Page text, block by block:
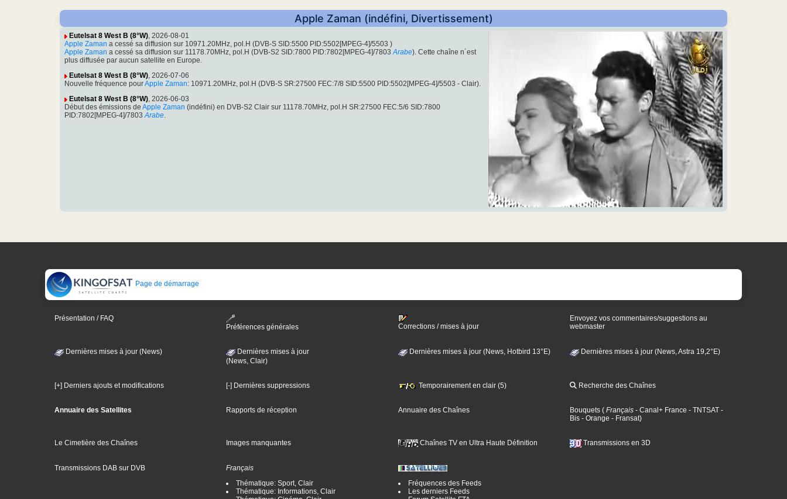
Apple Zaman (indéfini, Divertissement)
Eutelsat 8 West B (8°W), 2026-08-01
Apple Zaman a cessé sa diffusion sur 10971.20MHz, pol.H (DVB-S SID:5500 PID:5502[MPEG-4]/5503 )
Apple Zaman a cessé sa diffusion sur 11178.70MHz, pol.H (DVB-S2 SID:7800 PID:7802[MPEG-4]/7803 Arabe). Cette chaîne n´est
plus diffusée par aucun satellite en Europe.
Eutelsat 8 West B (8°W), 2026-07-06
Nouvelle fréquence pourApple Zaman: 10971.20MHz, pol.H (DVB-S SR:27500 FEC:7/8 SID:5500 PID:5502[MPEG-4]/5503 - Clair).
Eutelsat 8 West B (8°W), 2026-06-03
Début des émissions de Apple Zaman (indéfini) en DVB-S2 Clair sur 11178.70MHz, pol.H SR:27500 FEC:5/6 SID:7800
PID:7802[MPEG-4]/7803 Arabe.
Page de démarrage
Présentation / FAQ
Préférences générales
Corrections / mises à jour
Envoyez vos commentaires/suggestions au
webmaster
Dernières mises à jour (News)
Dernières mises à jour
(News, Clair)
Dernières mises à jour (News, Hotbird 13°E) Dernières mises à jour (News, Astra 19,2°E)
[+] Derniers ajouts et modifications [-] Dernières suppressions Temporairement en clair (5) Recherche des Chaînes
Annuaire des Satellites Rapports de réception Annuaire des Chaînes Bouquets ( Français - Canal+ France - TNTSAT -
Bis - Orange - Fransat)
Le Cimetière des Chaînes Images manquantes Chaînes TV en Ultra Haute Définition Transmissions en 3D
Transmissions DAB sur DVB
Français
Thématique: Sport, Clair
Thématique: Informations, Clair
Fréquences des Feeds
Les derniers Feeds